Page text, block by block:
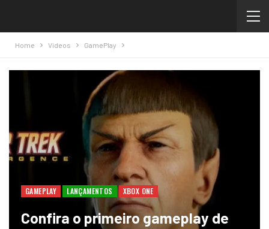
Home Videos GamePlay
GAMEPLAY LANÇAMENTOS XBOX ONE
Confira o primeiro gameplay de